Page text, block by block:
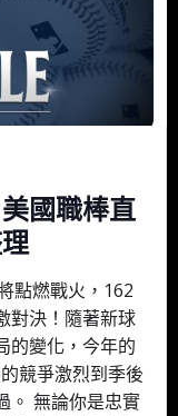
國職棒直
點燃戰火，162
對決！隨著新球
的變化，今年的
競爭激烈到季後
。 無論你是忠實